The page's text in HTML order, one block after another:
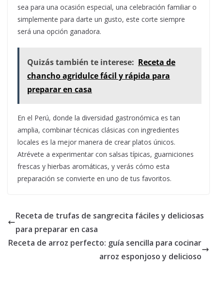
sea para una ocasión especial, una celebración familiar o
simplemente para darte un gusto, este corte siempre
será una opción ganadora.
Quizás también te interese: Receta de
chancho agridulce fácil y rápida para
preparar en casa
En el Perú, donde la diversidad gastronómica es tan
amplia, combinar técnicas clásicas con ingredientes
locales es la mejor manera de crear platos únicos.
Atrévete a experimentar con salsas típicas, guarniciones
frescas y hierbas aromáticas, y verás cómo esta
preparación se convierte en uno de tus favoritos.
Receta de trufas de sangrecita fáciles y deliciosas
para preparar en casa
Receta de arroz perfecto: guía sencilla para cocinar
arroz esponjoso y delicioso